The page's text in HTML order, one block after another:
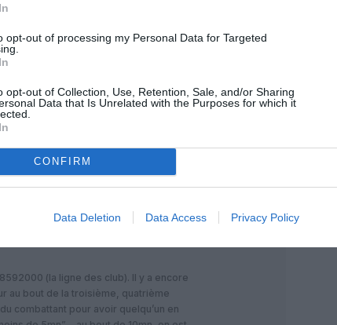
opt-out of processing my Personal Data for Targeted
opt-out of Collection, Use, Retention, Sale, and/or Sharing
Data that Is Unrelated with the Purposes for which it
CONFIRM
Data Deletion Data Access Privacy Policy
les antilles au départ de CDG.
SXM ?
RÉPONDRE
ça prend “trois plombe”, il faut leur
les horaires et numéros de vols, car
demande sur un voyage
(la ligne des club). Il y a encore
au bout de la troisième, quatrième
combattant pour avoir quelqu’un en